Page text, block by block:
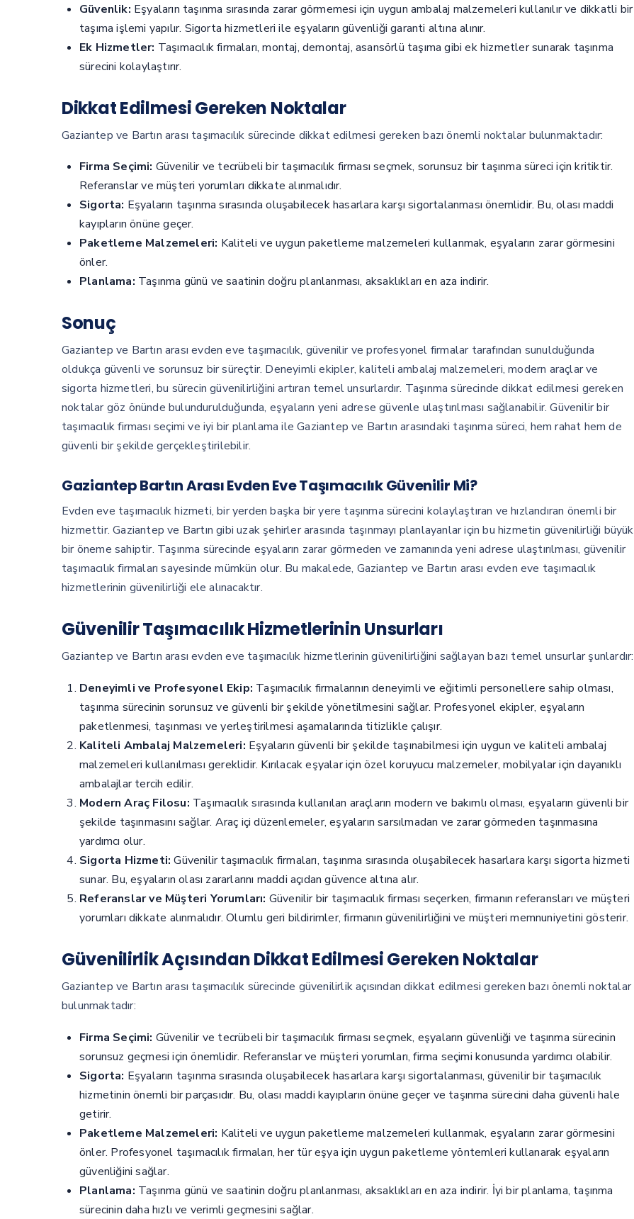
Güvenlik: Eşyaların taşınma sırasında zarar görmemesi için uygun ambalaj malzemeleri kullanılır ve dikkatli bir
taşıma işlemi yapılır. Sigorta hizmetleri ile eşyaların güvenliği garanti altına alınır.
Ek Hizmetler: Taşımacılık firmaları, montaj, demontaj, asansörlü taşıma gibi ek hizmetler sunarak taşınma
sürecini kolaylaştırır.
Dikkat Edilmesi Gereken Noktalar
Gaziantep ve Bartın arası taşımacılık sürecinde dikkat edilmesi gereken bazı önemli noktalar bulunmaktadır:
Firma Seçimi: Güvenilir ve tecrübeli bir taşımacılık firması seçmek, sorunsuz bir taşınma süreci için kritiktir.
Referanslar ve müşteri yorumları dikkate alınmalıdır.
Sigorta: Eşyaların taşınma sırasında oluşabilecek hasarlara karşı sigortalanması önemlidir. Bu, olası maddi
kayıpların önüne geçer.
Paketleme Malzemeleri: Kaliteli ve uygun paketleme malzemeleri kullanmak, eşyaların zarar görmesini
önler.
Planlama: Taşınma günü ve saatinin doğru planlanması, aksaklıkları en aza indirir.
Sonuç
Gaziantep ve Bartın arası evden eve taşımacılık, güvenilir ve profesyonel firmalar tarafından sunulduğunda
oldukça güvenli ve sorunsuz bir süreçtir. Deneyimli ekipler, kaliteli ambalaj malzemeleri, modern araçlar ve
sigorta hizmetleri, bu sürecin güvenilirliğini artıran temel unsurlardır. Taşınma sürecinde dikkat edilmesi gereken
noktalar göz önünde bulundurulduğunda, eşyaların yeni adrese güvenle ulaştırılması sağlanabilir. Güvenilir bir
taşımacılık firması seçimi ve iyi bir planlama ile Gaziantep ve Bartın arasındaki taşınma süreci, hem rahat hem de
güvenli bir şekilde gerçekleştirilebilir.
Gaziantep Bartın Arası Evden Eve Taşımacılık Güvenilir Mi?
Evden eve taşımacılık hizmeti, bir yerden başka bir yere taşınma sürecini kolaylaştıran ve hızlandıran önemli bir
hizmettir. Gaziantep ve Bartın gibi uzak şehirler arasında taşınmayı planlayanlar için bu hizmetin güvenilirliği büyük
bir öneme sahiptir. Taşınma sürecinde eşyaların zarar görmeden ve zamanında yeni adrese ulaştırılması, güvenilir
taşımacılık firmaları sayesinde mümkün olur. Bu makalede, Gaziantep ve Bartın arası evden eve taşımacılık
hizmetlerinin güvenilirliği ele alınacaktır.
Güvenilir Taşımacılık Hizmetlerinin Unsurları
Gaziantep ve Bartın arası evden eve taşımacılık hizmetlerinin güvenilirliğini sağlayan bazı temel unsurlar şunlardır:
Deneyimli ve Profesyonel Ekip: Taşımacılık firmalarının deneyimli ve eğitimli personellere sahip olması,
taşınma sürecinin sorunsuz ve güvenli bir şekilde yönetilmesini sağlar. Profesyonel ekipler, eşyaların
paketlenmesi, taşınması ve yerleştirilmesi aşamalarında titizlikle çalışır.
Kaliteli Ambalaj Malzemeleri: Eşyaların güvenli bir şekilde taşınabilmesi için uygun ve kaliteli ambalaj
malzemeleri kullanılması gereklidir. Kırılacak eşyalar için özel koruyucu malzemeler, mobilyalar için dayanıklı
ambalajlar tercih edilir.
Modern Araç Filosu: Taşımacılık sırasında kullanılan araçların modern ve bakımlı olması, eşyaların güvenli bir
şekilde taşınmasını sağlar. Araç içi düzenlemeler, eşyaların sarsılmadan ve zarar görmeden taşınmasına
yardımcı olur.
Sigorta Hizmeti: Güvenilir taşımacılık firmaları, taşınma sırasında oluşabilecek hasarlara karşı sigorta hizmeti
sunar. Bu, eşyaların olası zararlarını maddi açıdan güvence altına alır.
Referanslar ve Müşteri Yorumları: Güvenilir bir taşımacılık firması seçerken, firmanın referansları ve müşteri
yorumları dikkate alınmalıdır. Olumlu geri bildirimler, firmanın güvenilirliğini ve müşteri memnuniyetini gösterir.
Güvenilirlik Açısından Dikkat Edilmesi Gereken Noktalar
Gaziantep ve Bartın arası taşımacılık sürecinde güvenilirlik açısından dikkat edilmesi gereken bazı önemli noktalar
bulunmaktadır:
Firma Seçimi: Güvenilir ve tecrübeli bir taşımacılık firması seçmek, eşyaların güvenliği ve taşınma sürecinin
sorunsuz geçmesi için önemlidir. Referanslar ve müşteri yorumları, firma seçimi konusunda yardımcı olabilir.
Sigorta: Eşyaların taşınma sırasında oluşabilecek hasarlara karşı sigortalanması, güvenilir bir taşımacılık
hizmetinin önemli bir parçasıdır. Bu, olası maddi kayıpların önüne geçer ve taşınma sürecini daha güvenli hale
getirir.
Paketleme Malzemeleri: Kaliteli ve uygun paketleme malzemeleri kullanmak, eşyaların zarar görmesini
önler. Profesyonel taşımacılık firmaları, her tür eşya için uygun paketleme yöntemleri kullanarak eşyaların
güvenliğini sağlar.
Planlama: Taşınma günü ve saatinin doğru planlanması, aksaklıkları en aza indirir. İyi bir planlama, taşınma
sürecinin daha hızlı ve verimli geçmesini sağlar.